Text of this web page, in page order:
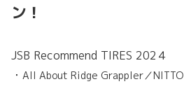
ン！
JSB Recommend TIRES 202４
・ All About Ridge Grappler／NITTO